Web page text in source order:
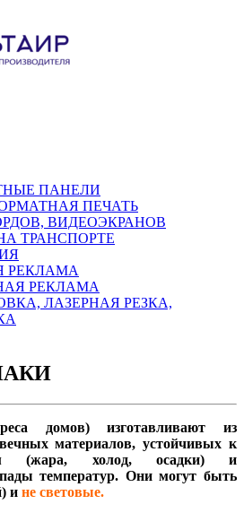
ПАНЕЛИ
ПЕЧАТЬ
ВИДЕОЭКРАНОВ
ТРАНСПОРТЕ
РЕКЛАМА
РЕКЛАМА
ЛАЗЕРНАЯ РЕЗКА,
домов) изготавливают из
материалов, устойчивых к
(жара, холод, осадки) и
температур. Они могут быть
и не световые.